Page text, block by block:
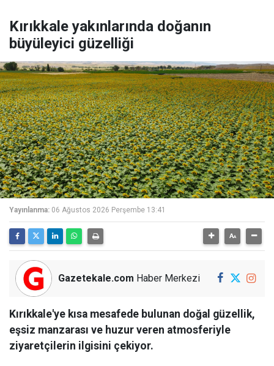
Kırıkkale yakınlarında doğanın
büyüleyici güzelliği
Yayınlanma: 06 Ağustos 2026 Perşembe 13:41
Gazetekale.com Haber Merkezi
Kırıkkale'ye kısa mesafede bulunan doğal güzellik,
eşsiz manzarası ve huzur veren atmosferiyle
ziyaretçilerin ilgisini çekiyor.